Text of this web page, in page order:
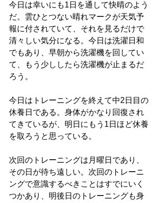
今日は幸いにも1日を通して快晴のよう
だ。雲ひとつない晴れマークが天気予
報に付されていて、それを見るだけで
清々しい気分になる。今日は洗濯日和
でもあり、早朝から洗濯機を回してい
て、もう少ししたら洗濯機が止まるだ
ろう。
今日はトレーニングを終えて中2日目の
休養日である。身体がかなり回復され
てきているが、明日にもう1日ほど休養
を取ろうと思っている。
次回のトレーニングは月曜日であり、
その日が待ち遠しい。次回のトレーニ
ングで意識するべきことはすでにいく
つかあり、明後日のトレーニングも身